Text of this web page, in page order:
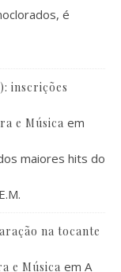
é
inscrições
e Música em
maiores hits do
na tocante
e Música em A